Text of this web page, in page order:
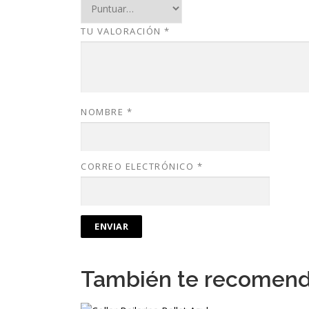
TU VALORACIÓN *
NOMBRE *
CORREO ELECTRÓNICO *
También te